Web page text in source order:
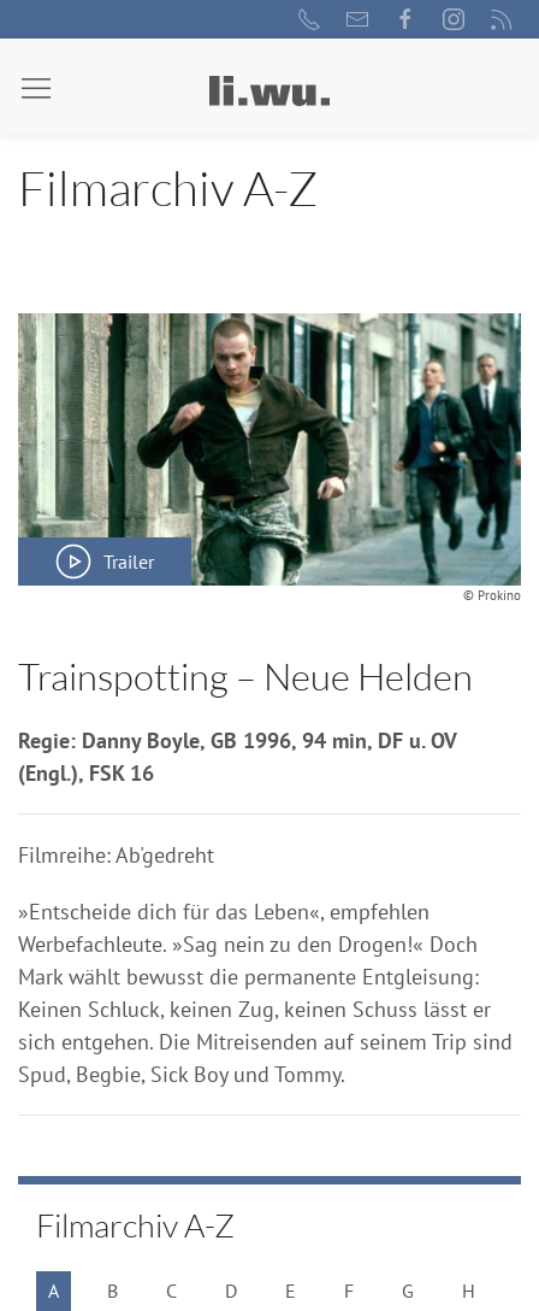
Filmarchiv A-Z
Trailer
© Prokino
Trainspotting – Neue Helden
Regie: Danny Boyle, GB 1996, 94 min, DF u. OV
(Engl.), FSK 16
Filmreihe: Ab'gedreht
»Entscheide dich für das Leben«, empfehlen
Werbefachleute. »Sag nein zu den Drogen!« Doch
Mark wählt bewusst die permanente Entgleisung:
Keinen Schluck, keinen Zug, keinen Schuss lässt er
sich entgehen. Die Mitreisenden auf seinem Trip sind
Spud, Begbie, Sick Boy und Tommy.
Filmarchiv A-Z
A B C D E F G
H